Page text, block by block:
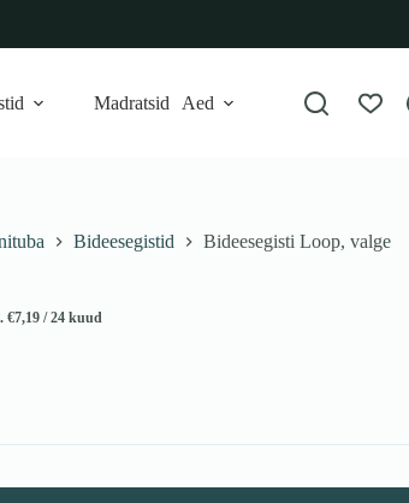
Madratsid Aed
Bideesegistid
Bideesegisti Loop, valge
€7,19/ 24 kuud